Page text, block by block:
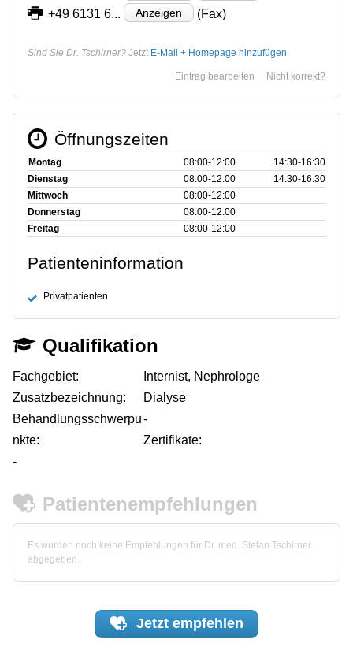
+49 6131 6... Anzeigen (Fax)
Sind Sie Dr. Tschirner? Jetzt E-Mail + Homepage hinzufügen
Nicht korrekt?
Eintrag bearbeiten
Öffnungszeiten
Montag 08:00‑12:00
14:30‑16:30
Dienstag
08:00‑12:00
14:30‑16:30
Mittwoch
08:00‑12:00
Donnerstag
08:00‑12:00
Freitag
08:00‑12:00
Patienteninformation
Privatpatienten
Qualifikation
Fachgebiet:
Internist, Nephrologe
Zusatzbezeichnung:
Dialyse
Behandlungsschwerpu
nkte:
-
Zertifikate:
-
Patientenempfehlungen
Es wurden noch keine Empfehlungen für Dr. med. Stefan Tschirner
abgegeben.
Jetzt empfehlen